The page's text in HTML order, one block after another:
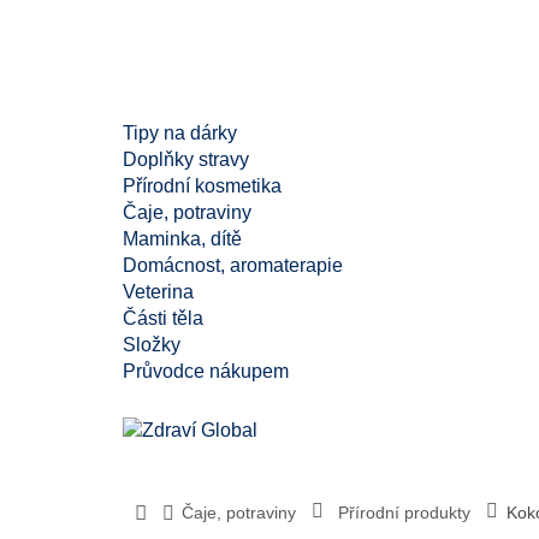
Tipy na dárky
Doplňky stravy
Přírodní kosmetika
Čaje, potraviny
Maminka, dítě
Domácnost, aromaterapie
Veterina
Části těla
Složky
Průvodce nákupem
Čaje, potraviny Přírodní produkty